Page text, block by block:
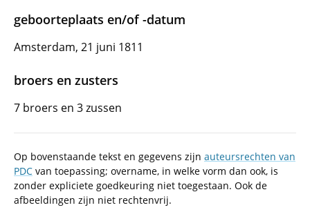
geboorteplaats en/of -datum
Amsterdam, 21 juni 1811
broers en zusters
7 broers en 3 zussen
Op bovenstaande tekst en gegevens zijn auteursrechten van
PDC van toepassing; overname, in welke vorm dan ook, is
zonder expliciete goedkeuring niet toegestaan. Ook de
afbeeldingen zijn niet rechtenvrij.